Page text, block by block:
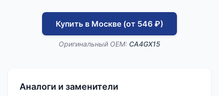
Купить в Москве (от 546 ₽)
Оригинальный OEM: CA4GX15
Аналоги и заменители